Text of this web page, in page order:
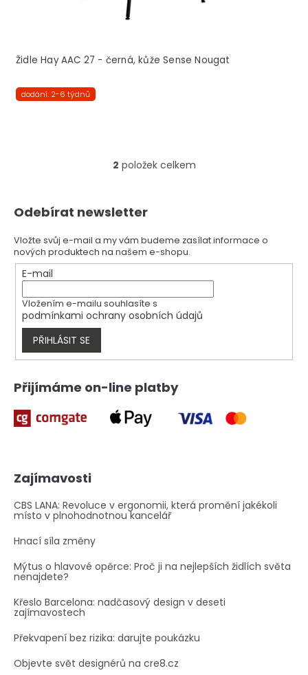
Židle Hay AAC 27 - černá, kůže Sense Nougat
dodání: 2-6 týdnů
O
a
c
í
v
k
s
2 položek celkem
Odebírat newsletter
Vložte svůj e-mail a my vám budeme zasílat informace o
nových produktech na našem e-shopu.
E-mail
Vložením e-mailu souhlasíte s
podmínkami ochrany osobních údajů
PŘIHLÁSIT SE
Přijímáme on-line platby
Zajímavosti
CBS LANA: Revoluce v ergonomii, která promění jakékoli
místo v plnohodnotnou kancelář
Hnací síla změny
Mýtus o hlavové opěrce: Proč ji na nejlepších židlích světa
nenajdete?
Křeslo Barcelona: nadčasový design v deseti
zajímavostech
Překvapení bez rizika: darujte poukázku
Objevte svět designérů na cre8.cz